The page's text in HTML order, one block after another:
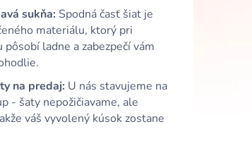
sukňa: Spodná časť šiat je
materiálu, ktorý pri
pôsobí ladne a zabezpečí vám
na predaj: U nás stavujeme na
- šaty nepožičiavame, ale
váš vyvolený kúsok zostane